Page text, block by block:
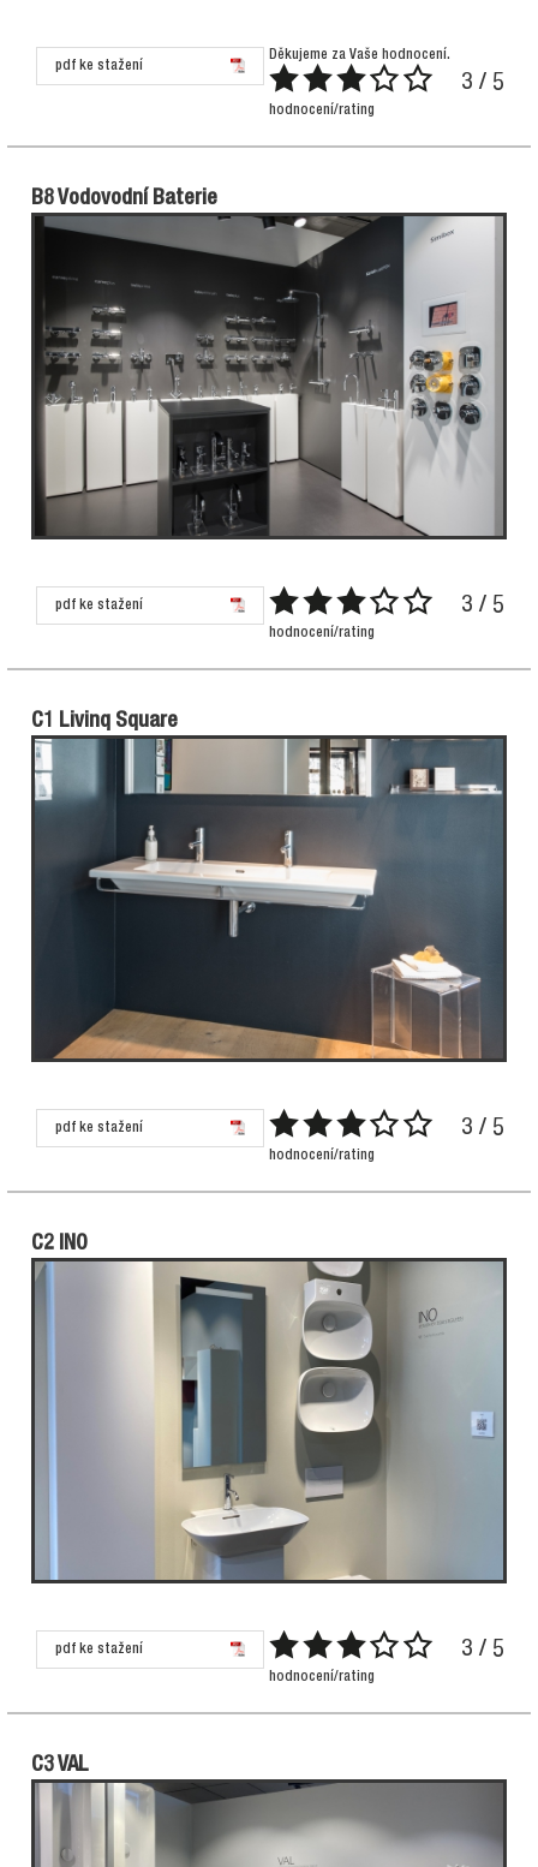
pdf ke stažení
Děkujeme za Vaše hodnocení.
3 / 5
hodnocení/rating
B8 Vodovodní Baterie
pdf ke stažení 3 / 5
hodnocení/rating
C1 Livinq Square
pdf ke stažení 3 / 5
hodnocení/rating
C2 INO
pdf ke stažení 3 / 5
hodnocení/rating
C3 VAL